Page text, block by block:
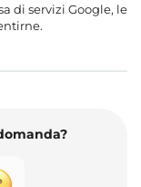
di servizi Google, le